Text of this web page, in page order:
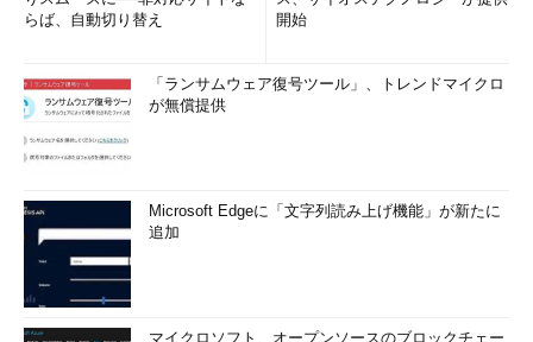
らば、自動切り替え
開始
「ランサムウェア復号ツール」、トレンドマイクロ
が無償提供
Microsoft Edgeに「文字列読み上げ機能」が新たに
追加
マイクロソフト、オープンソースのブロックチェー